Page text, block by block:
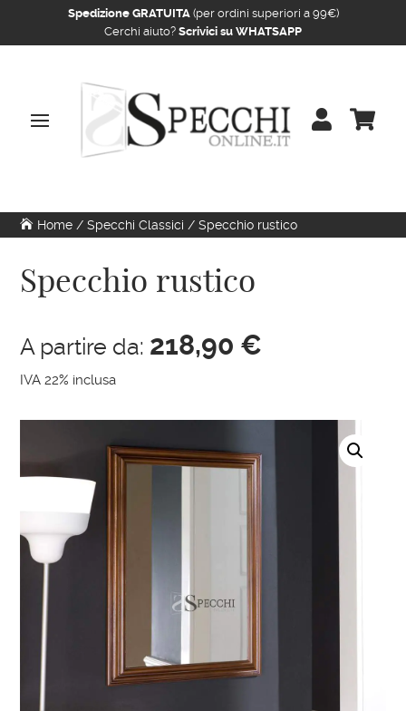
Spedizione GRATUITA(per ordini superiori a 99€)
Cerchi aiuto? Scrivici su WHATSAPP
 
Home /Specchi Classici / Specchio rustico
Specchio rustico
A partire da: 218,90 €
IVA 22% inclusa